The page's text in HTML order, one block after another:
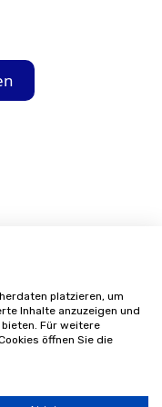
App Store
Play Store
platzieren, um
Inhalte anzuzeigen und
Für weitere
öffnen Sie die